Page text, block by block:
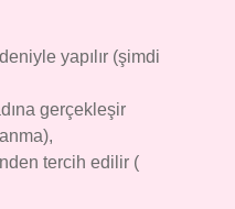
yapılır (şimdi
gerçekleşir
tercih edilir (